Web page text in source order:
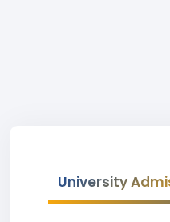
University